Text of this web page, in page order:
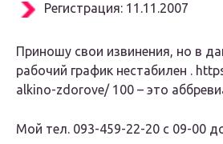
Регистрация: 11.11.2007
Приношу свои извинения, но в
рабочий график нестабилен .
alkino-zdorove/ 100 – это
Мой тел. 093-459-22-20 с 09-00